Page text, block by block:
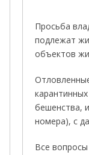
Просьба
подлежат
объектов
бешенства,
номера), с
Все